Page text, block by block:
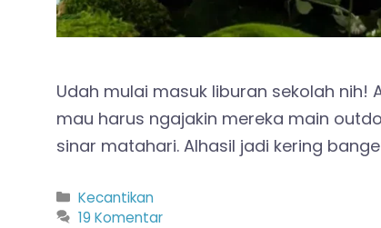
Udah mulai masuk liburan sekolah
mau harus ngajakin mereka main
sinar matahari. Alhasil jadi kering
Kategori
Kecantikan
19 Komentar